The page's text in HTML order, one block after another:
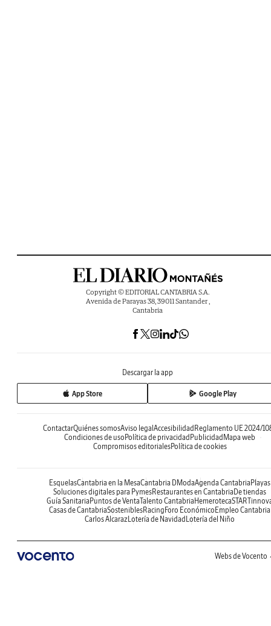
Copyright © EDITORIAL CANTABRIA S.A.
Avenida de Parayas 38, 39011 Santander ,
Cantabria
Descargar la app
App Store Google Play
ContactarQuiénes somosAviso legal Accesibilidad Reglamento UE 2024/
Condiciones de uso Política de privacidad Publicidad Mapa web
Compromisos editorialesPolítica de cookies
EsquelasCantabria en la MesaCantabria DModaAgenda Cantabria Playas
Soluciones digitales para PymesRestaurantes en Cantabria De tiendas
Guía Sanitaria Puntos de VentaTalento Cantabria Hemeroteca
Casas de CantabriaSosteniblesRacing Foro Económico Empleo Cantabria
Carlos AlcarazLotería de Navidad Lotería del Niño
Webs de Vocento